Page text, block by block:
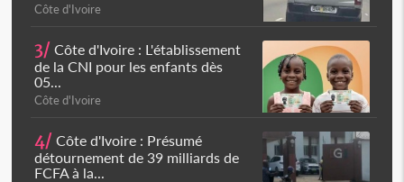
Côte d'Ivoire
3/ Côte d'Ivoire : L'établissement
de la CNI pour les enfants dès
05...
Côte d'Ivoire
4/ Côte d'Ivoire : Présumé
détournement de 39 milliards de
FCFA à la...